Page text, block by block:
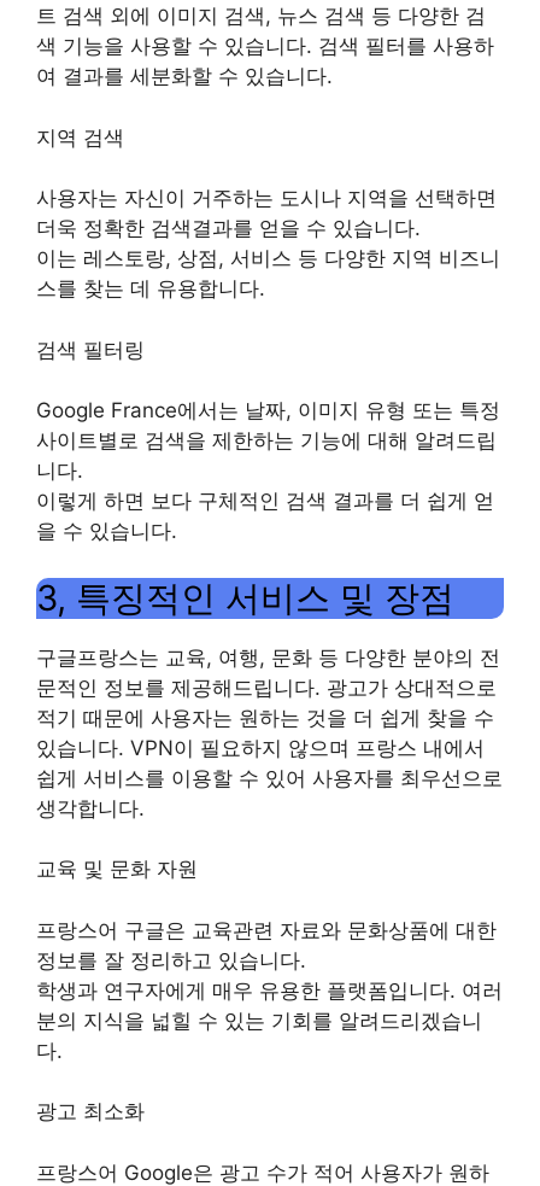
트 검색 외에 이미지 검색, 뉴스 검색 등 다양한 검
색 기능을 사용할 수 있습니다. 검색 필터를 사용하
여 결과를 세분화할 수 있습니다.
지역 검색
사용자는 자신이 거주하는 도시나 지역을 선택하면
더욱 정확한 검색결과를 얻을 수 있습니다.
이는 레스토랑, 상점, 서비스 등 다양한 지역 비즈니
스를 찾는 데 유용합니다.
검색 필터링
Google France에서는 날짜, 이미지 유형 또는 특정
사이트별로 검색을 제한하는 기능에 대해 알려드립
니다.
이렇게 하면 보다 구체적인 검색 결과를 더 쉽게 얻
을 수 있습니다.
3, 특징적인 서비스 및 장점
구글프랑스는 교육, 여행, 문화 등 다양한 분야의 전
문적인 정보를 제공해드립니다. 광고가 상대적으로
적기 때문에 사용자는 원하는 것을 더 쉽게 찾을 수
있습니다. VPN이 필요하지 않으며 프랑스 내에서
쉽게 서비스를 이용할 수 있어 사용자를 최우선으로
생각합니다.
교육 및 문화 자원
프랑스어 구글은 교육관련 자료와 문화상품에 대한
정보를 잘 정리하고 있습니다.
학생과 연구자에게 매우 유용한 플랫폼입니다. 여러
분의 지식을 넓힐 수 있는 기회를 알려드리겠습니
다.
광고 최소화
프랑스어 Google은 광고 수가 적어 사용자가 원하